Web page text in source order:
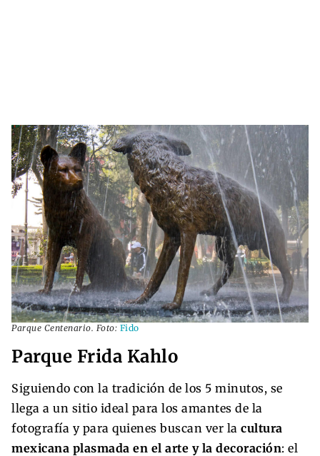
Parque Centenario. Foto: Fido
Parque Frida Kahlo
Siguiendo con la tradición de los 5 minutos, se
llega a un sitio ideal para los amantes de la
fotografía y para quienes buscan ver la cultura
mexicana plasmada en el arte y la decoración: el